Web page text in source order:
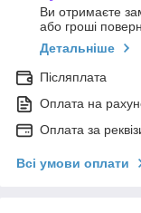
Ви отримаєте
або гроші
Детальніше
Післяплата
Оплата на
Оплата за
Всі умови оплати